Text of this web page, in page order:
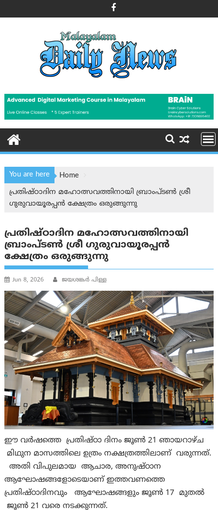
to
You are here
Home
പ്രതിഷ്ഠാദിന മഹോത്സവത്തിനായി ബ്രാംപ്ടൺ ശ്രീ
ഗുരുവായൂരപ്പൻ ക്ഷേത്രം ഒരുങ്ങുന്നു
പ്രതിഷ്ഠാദിന മഹോത്സവത്തിനായി
ബ്രാംപ്ടൺ ശ്രീ ഗുരുവായൂരപ്പൻ
ക്ഷേത്രം ഒരുങ്ങുന്നു
Jun 8, 2026 ജയശങ്കര്‍ പിള്ള
ഈ വർഷത്തെ പ്രതിഷ്ഠാ ദിനം ജൂൺ 21 ഞായറാഴ്ച
മിഥുന മാസത്തിലെ ഉത്രം നക്ഷത്രത്തിലാണ് വരുന്നത്.
അതി വിപുലമായ ആചാര, അനുഷ്ഠാന
ആഘോഷങ്ങളോടെയാണ് ഇത്തവണത്തെ
പ്രതിഷ്ഠാദിനവും ആഘോഷങ്ങളും ജൂൺ 17 മുതൽ
ജൂൺ 21 വരെ നടക്കുന്നത്.